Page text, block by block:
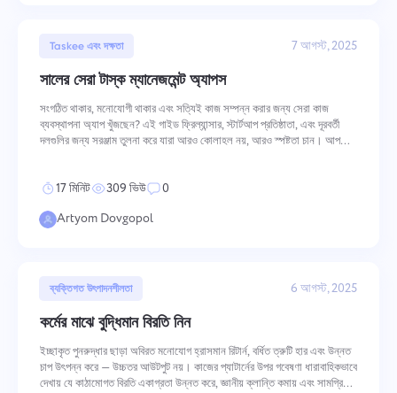
Taskee এবং দক্ষতা 7 আগস্ট, 2025
সালের সেরা টাস্ক ম্যানেজমেন্ট অ্যাপস
সংগঠিত থাকার, মনোযোগী থাকার এবং সত্যিই কাজ সম্পন্ন করার জন্য সেরা কাজ
ব্যবস্থাপনা অ্যাপ খুঁজছেন? এই গাইড ফ্রিল্যান্সার, স্টার্টআপ প্রতিষ্ঠাতা, এবং দূরবর্তী
দলগুলির জন্য সরঞ্জাম তুলনা করে যারা আরও কোলাহল নয়, আরও স্পষ্টতা চান। আপনার
17 মিনিট 309 ভিউ
0
Artyom Dovgopol
ব্যক্তিগত উৎপাদনশীলতা 6 আগস্ট, 2025
কর্মের মাঝে বুদ্ধিমান বিরতি নিন
ইচ্ছাকৃত পুনরুদ্ধার ছাড়া অবিরত মনোযোগ হ্রাসমান রিটার্ন, বর্ধিত ত্রুটি হার এবং উন্নত
চাপ উৎপন্ন করে — উচ্চতর আউটপুট নয়। কাজের প্যাটার্নের উপর গবেষণা ধারাবাহিকভাবে
দেখায় যে কাঠামোগত বিরতি একাগ্রতা উন্নত করে, জ্ঞানীয় ক্লান্তি কমায় এবং সামগ্রিক